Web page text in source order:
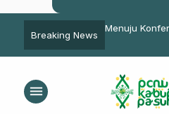
Breaking News
Generasi Muda
An-Nahdliyah
Menuju
Persidangan
menu